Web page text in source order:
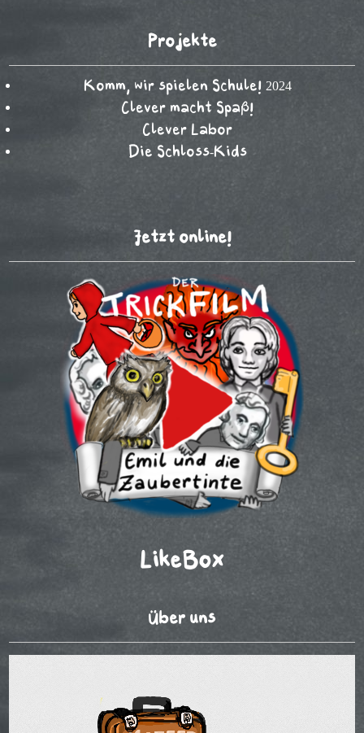
Projekte
Komm, wir spielen Schule! 2024
Clever macht Spaß!
Clever Labor
Die Schloss-Kids
Jetzt online!
LikeBox
Über uns